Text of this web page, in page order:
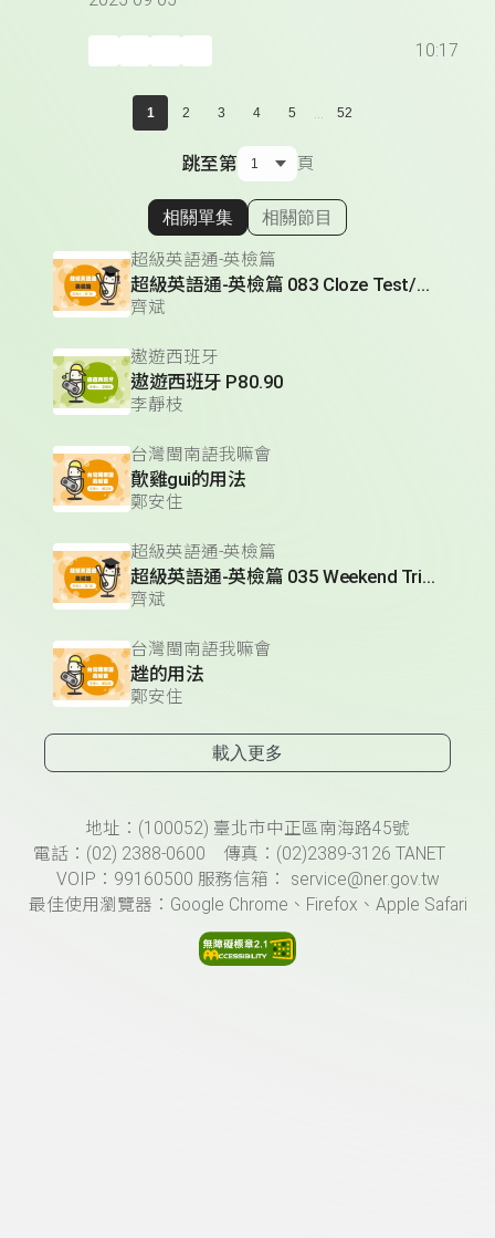
10:17
1 2 3 4 5 ... 52
跳至第 頁
顯示相關單集
相關單集 相關節目
超級英語通-英檢篇
超級英語通-英檢篇 083 Cloze Test/段落填空-13
齊斌
遨遊西班牙
遨遊西班牙 P80.90
李靜枝
台灣閩南語我嘛會
歕雞gui的用法
鄭安住
超級英語通-英檢篇
超級英語通-英檢篇 035 Weekend Trip- 週末旅遊
齊斌
台灣閩南語我嘛會
趖的用法
鄭安住
載入更多
頁尾資訊地址：(100052) 臺北市中正區南海路45號
電話：(02) 2388-0600 傳真：(02)2389-3126 TANET
VOIP：99160500 服務信箱： service@ner.gov.tw
最佳使用瀏覽器：Google Chrome、Firefox、Apple Safari